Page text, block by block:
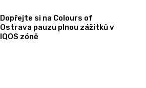
Dopřejte si na Colours of
Ostrava pauzu plnou zážitků v
IQOS zóně